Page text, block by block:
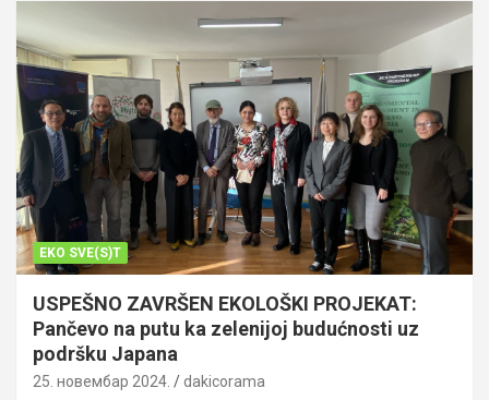
EKO SVE(S)T
USPEŠNO ZAVRŠEN EKOLOŠKI PROJEKAT:
Pančevo na putu ka zelenijoj budućnosti uz
podršku Japana
25. новембар 2024. dakicorama